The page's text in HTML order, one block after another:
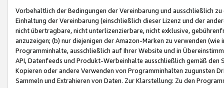
Vorbehaltlich der Bedingungen der Vereinbarung und ausschließlich
Einhaltung der Vereinbarung (einschließlich dieser Lizenz und der
nicht übertragbare, nicht unterlizenzierbare, nicht exklusive,
anzuzeigen; (b) nur diejenigen der Amazon-Marken zu verwenden
Programminhalte, ausschließlich auf Ihrer Website und in
API, Datenfeeds und Produkt-Werbeinhalte ausschließlich gemäß
Kopieren oder andere Verwenden von Programminhalten zugunsten
Sammeln und Extrahieren von Daten. Zur Klarstellung: Zu den